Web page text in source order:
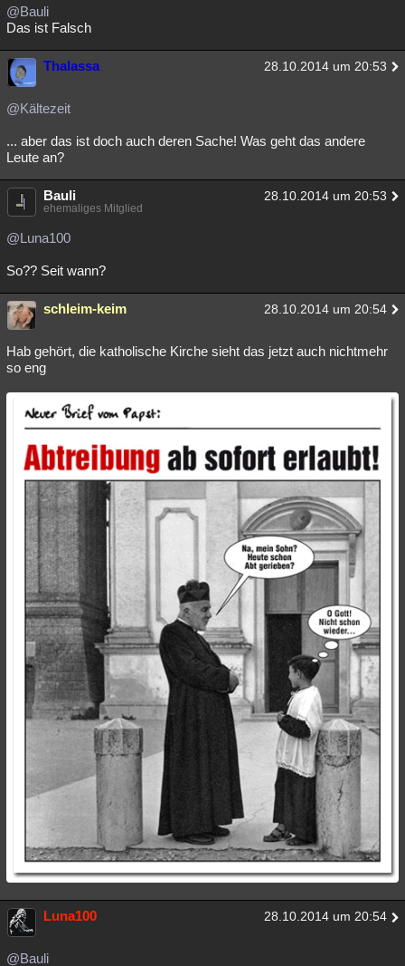
@Bauli
Das ist Falsch
Thalassa 28.10.2014 um 20:53
@Kältezeit
... aber das ist doch auch deren Sache! Was geht das andere
Leute an?
Bauli 28.10.2014 um 20:53
ehemaliges Mitglied
@Luna100
So?? Seit wann?
schleim-keim 28.10.2014 um 20:54
Hab gehört, die katholische Kirche sieht das jetzt auch nichtmehr
so eng
Luna100 28.10.2014 um 20:54
@Bauli